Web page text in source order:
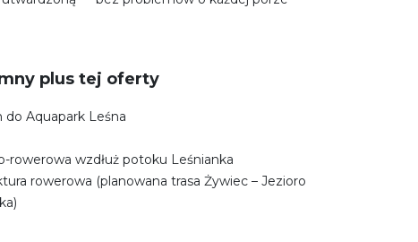
plus tej oferty
Aquapark Leśna
rowerowa wzdłuż potoku Leśnianka
rowerowa (planowana trasa Żywiec – Jezioro